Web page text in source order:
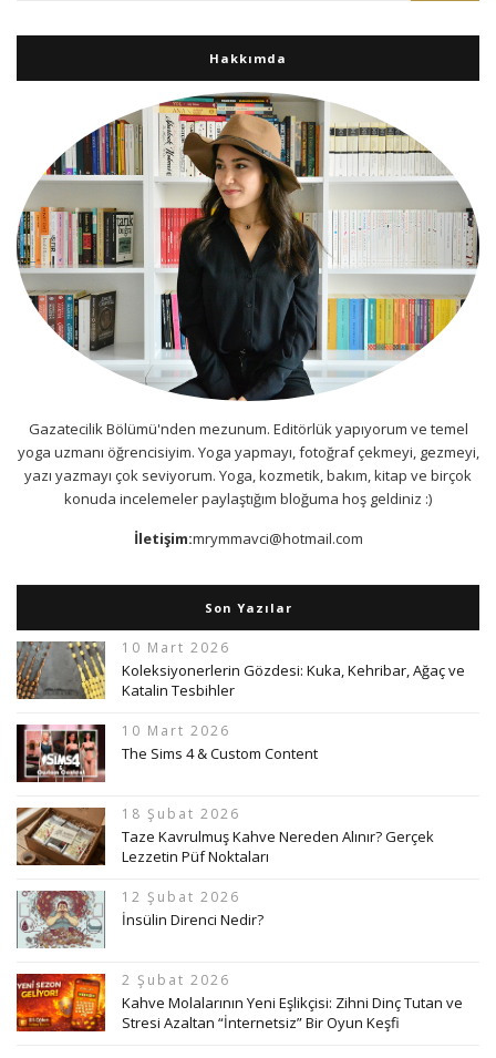
Hakkımda
Gazatecilik Bölümü'nden mezunum. Editörlük yapıyorum ve temel
yoga uzmanı öğrencisiyim. Yoga yapmayı, fotoğraf çekmeyi, gezmeyi,
yazı yazmayı çok seviyorum. Yoga, kozmetik, bakım, kitap ve birçok
konuda incelemeler paylaştığım bloğuma hoş geldiniz :)
İletişim:mrymmavci@hotmail.com
Son Yazılar
10 Mart 2026
Koleksiyonerlerin Gözdesi: Kuka, Kehribar, Ağaç ve
Katalin Tesbihler
10 Mart 2026
The Sims 4 & Custom Content
18 Şubat 2026
Taze Kavrulmuş Kahve Nereden Alınır? Gerçek
Lezzetin Püf Noktaları
12 Şubat 2026
İnsülin Direnci Nedir?
2 Şubat 2026
Kahve Molalarının Yeni Eşlikçisi: Zihni Dinç Tutan ve
Stresi Azaltan “İnternetsiz” Bir Oyun Keşfi